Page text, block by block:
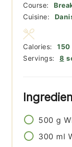
Course:
Cuisine:
Servings: 8
Calories: 150
500 g
300 ml